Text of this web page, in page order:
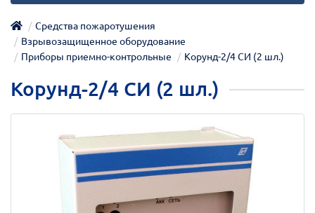
Средства пожаротушения
Взрывозащищенное оборудование
Приборы приемно-контрольные
Корунд-2/4 СИ (2 шл.)
Корунд-2/4 СИ (2 шл.)